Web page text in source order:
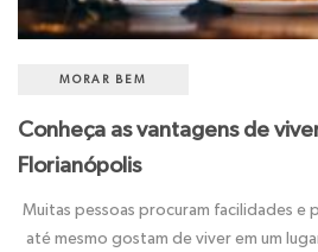
MORAR BEM
Conheça as vantagens de
Florianópolis
Muitas pessoas procuram facilidades e
até mesmo gostam de viver em um